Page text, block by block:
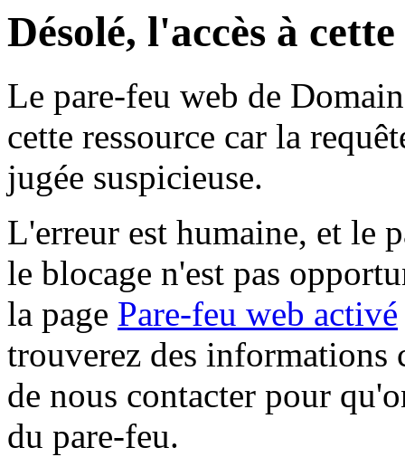
Désolé, l'accès à
Le pare-feu web de
cette ressource car la
jugée suspicieuse.
L'erreur est humaine, et le
le blocage n'est pas
la page Pare-feu web activé
trouverez des informations
de nous contacter pour
du pare-feu.